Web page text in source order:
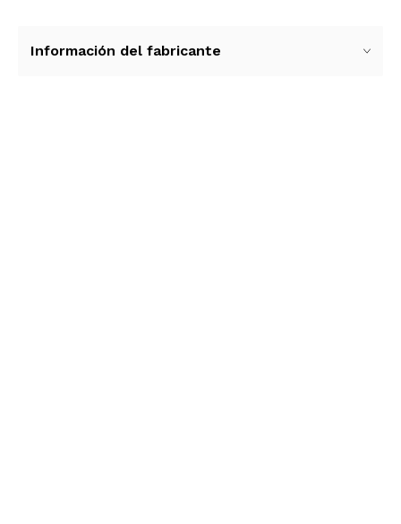
de minerales esenciales como Magnesio, Zinc y
Información del fabricante